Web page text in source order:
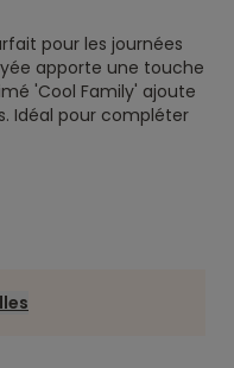
pour les journées
apporte une touche
'Cool Family' ajoute
Idéal pour compléter